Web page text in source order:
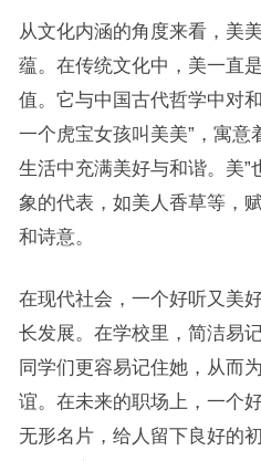
从文化内涵的角度来看，美
蕴。在传统文化中，美一直
值。它与中国古代哲学中对
一个虎宝女孩叫美美”，寓意
生活中充满美好与和谐。美”
象的代表，如美人香草等，
和诗意。
在现代社会，一个好听又美
长发展。在学校里，简洁易
同学们更容易记住她，从而
谊。在未来的职场上，一个
无形名片，给人留下良好的